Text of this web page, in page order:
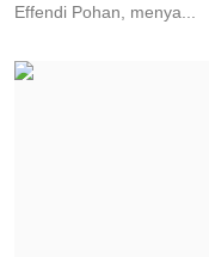
Effendi Pohan, menya...